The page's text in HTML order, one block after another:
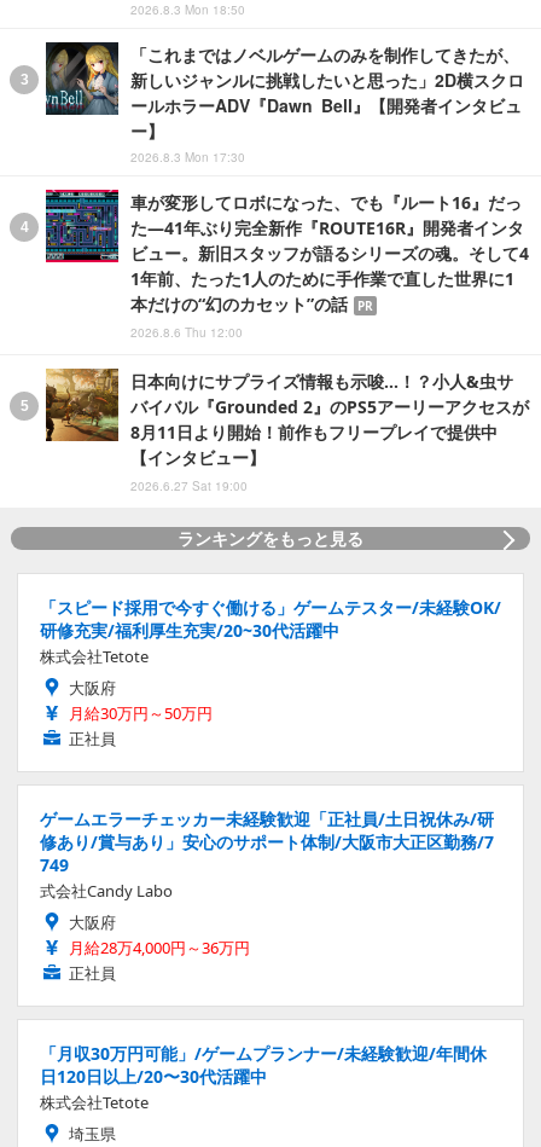
2026.8.3 Mon 18:50
「これまではノベルゲームのみを制作してきたが、
新しいジャンルに挑戦したいと思った」2D横スクロ
ールホラーADV『Dawn Bell』【開発者インタビュ
ー】
2026.8.3 Mon 17:30
車が変形してロボになった、でも『ルート16』だっ
た―41年ぶり完全新作『ROUTE16R』開発者インタ
ビュー。新旧スタッフが語るシリーズの魂。そして4
1年前、たった1人のために手作業で直した世界に1
本だけの“幻のカセット”の話
PR
2026.8.6 Thu 12:00
日本向けにサプライズ情報も示唆…！？小人&虫サ
バイバル『Grounded 2』のPS5アーリーアクセスが
8月11日より開始！前作もフリープレイで提供中
【インタビュー】
2026.6.27 Sat 19:00
ランキングをもっと見る
「スピード採用で今すぐ働ける」ゲームテスター/未経験OK/
研修充実/福利厚生充実/20~30代活躍中
株式会社Tetote
大阪府
月給30万円～50万円
正社員
ゲームエラーチェッカー未経験歓迎「正社員/土日祝休み/研
修あり/賞与あり」安心のサポート体制/大阪市大正区勤務/7
749
式会社Candy Labo
大阪府
月給28万4,000円～36万円
正社員
「月収30万円可能」/ゲームプランナー/未経験歓迎/年間休
日120日以上/20〜30代活躍中
株式会社Tetote
埼玉県